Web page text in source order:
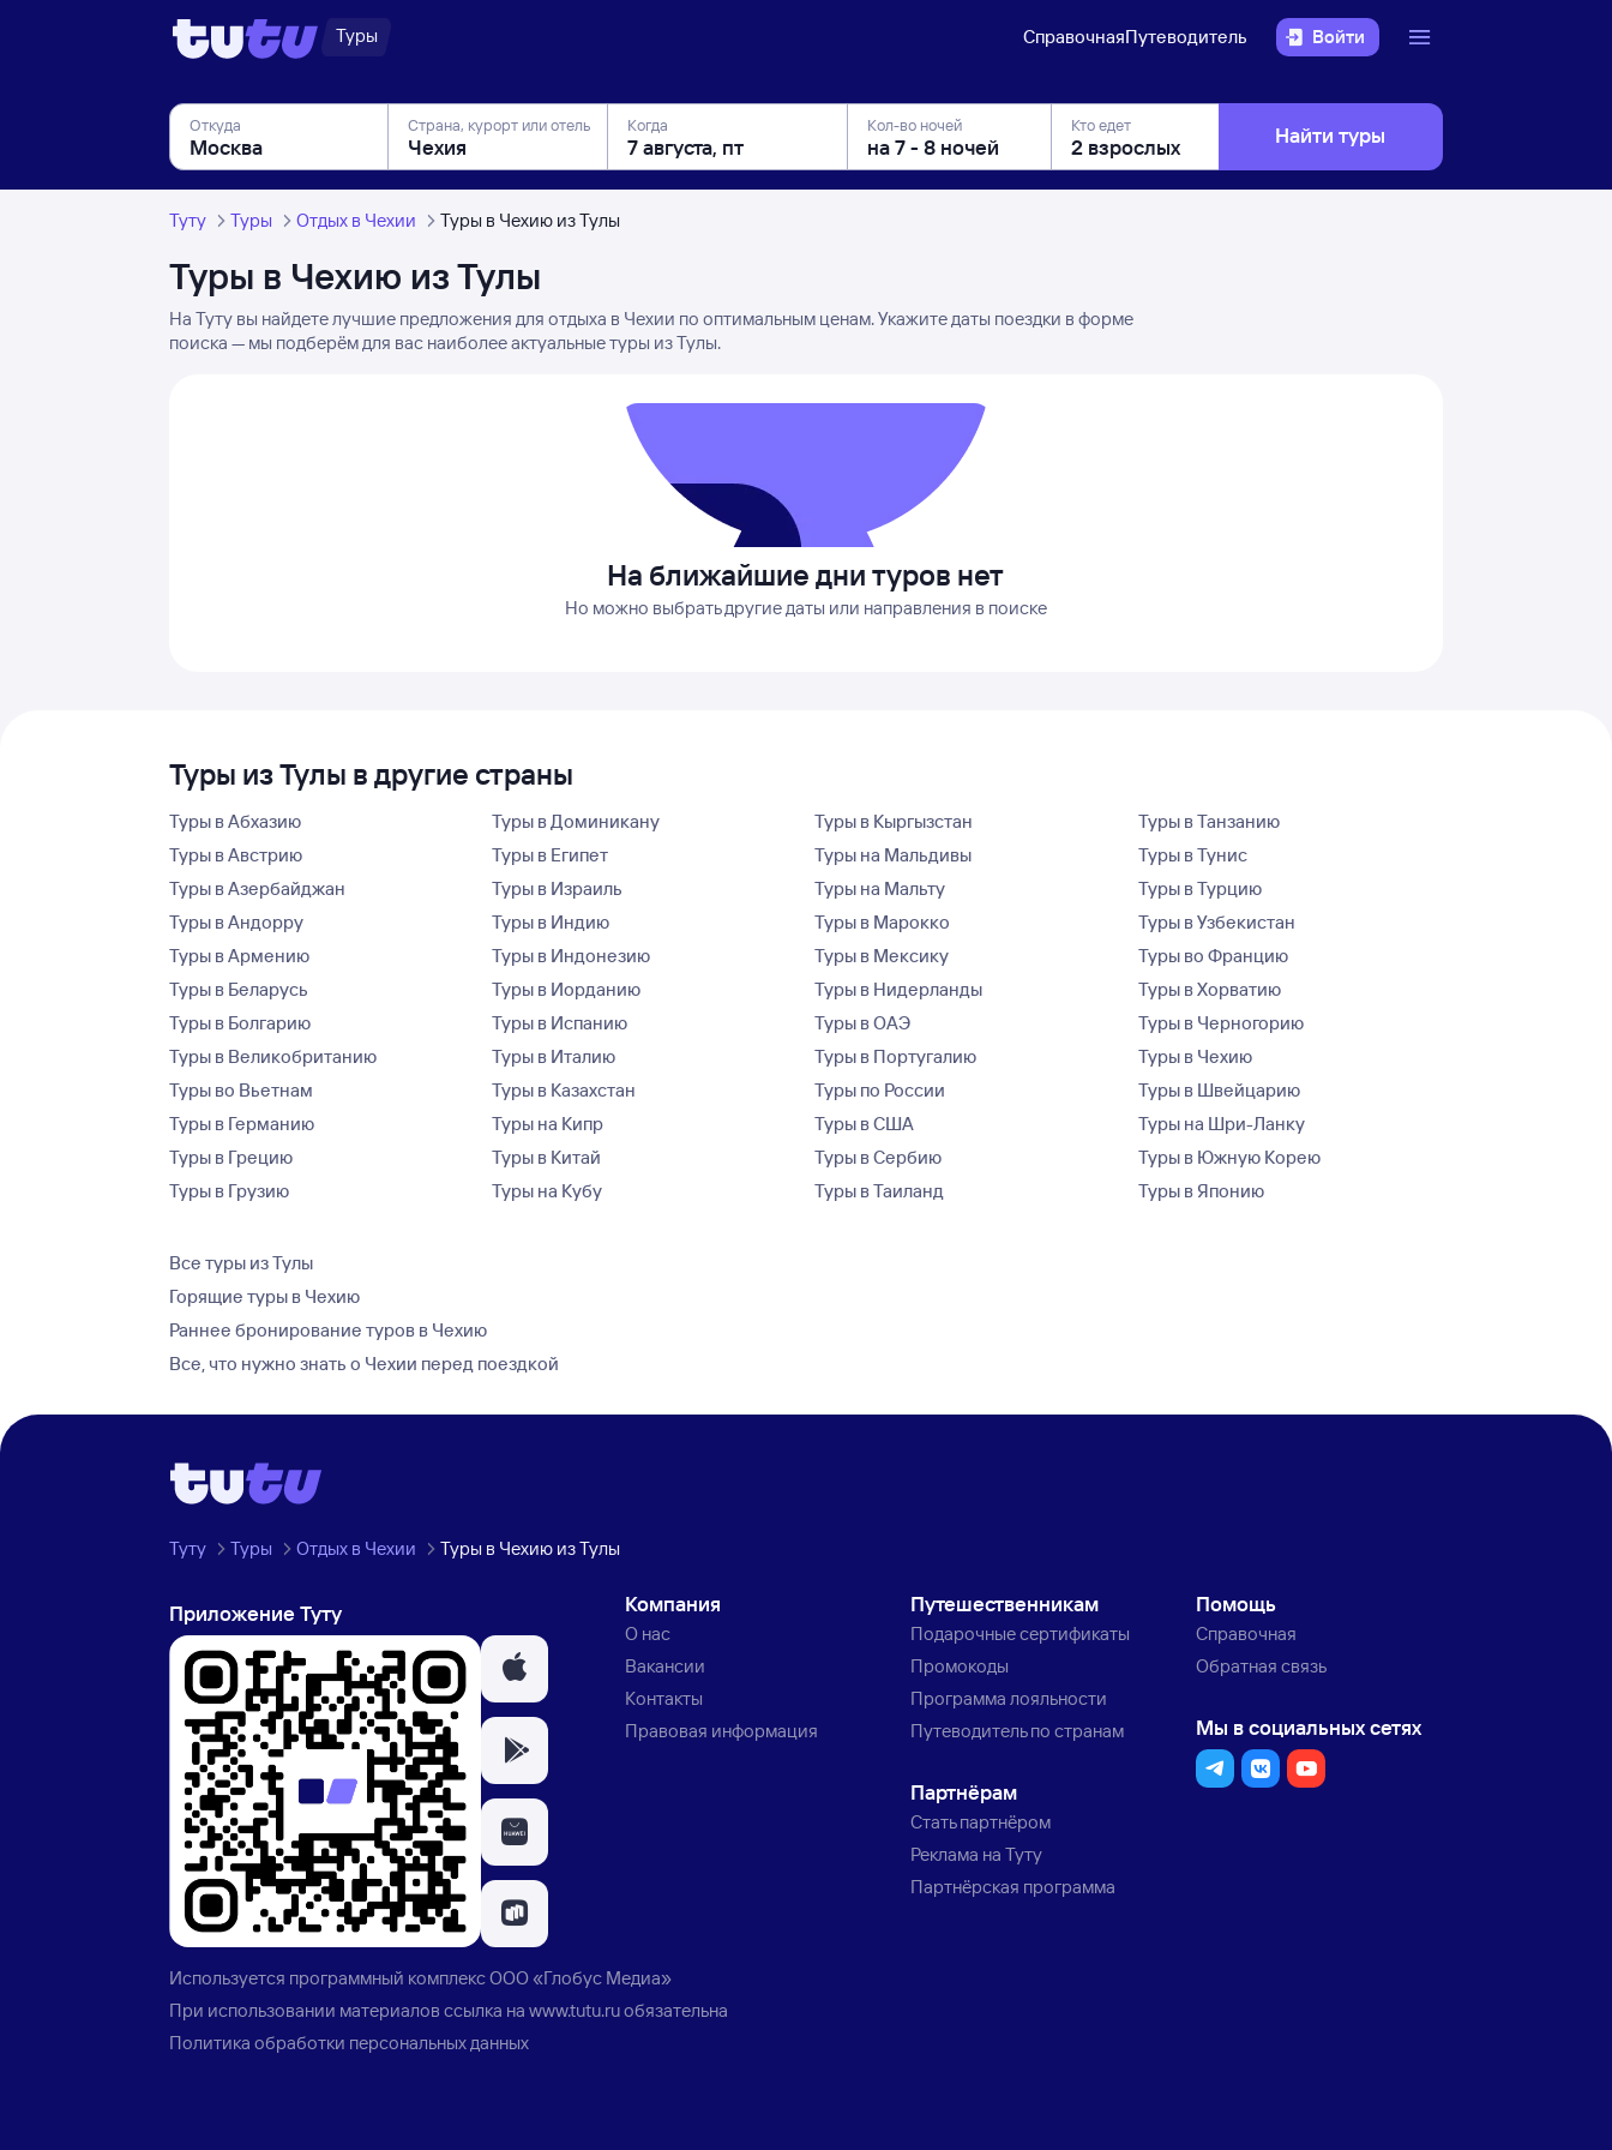
Туры СправочнаяПутеводитель Войти
Откуда Страна, курорт или отель Когда Кол-во ночей Кто едет Найти туры
Туту Туры Отдых в Чехии Туры в Чехию из Тулы
Туры в Чехию из Тулы
На Туту вы найдете лучшие предложения для отдыха в Чехии по оптимальным ценам. Укажите даты поездки в форме
поиска — мы подберём для вас наиболее актуальные туры из Тулы.
На ближайшие дни туров нет
Но можно выбрать другие даты или направления в поиске
Туры из Тулы в другие страны
Туры в Абхазию
Туры в Австрию
Туры в Азербайджан
Туры в Андорру
Туры в Армению
Туры в Беларусь
Туры в Болгарию
Туры в Великобританию
Туры во Вьетнам
Туры в Германию
Туры в Грецию
Туры в Грузию
Туры в Доминикану
Туры в Египет
Туры в Израиль
Туры в Индию
Туры в Индонезию
Туры в Иорданию
Туры в Испанию
Туры в Италию
Туры в Казахстан
Туры на Кипр
Туры в Китай
Туры на Кубу
Туры в Кыргызстан
Туры на Мальдивы
Туры на Мальту
Туры в Марокко
Туры в Мексику
Туры в Нидерланды
Туры в ОАЭ
Туры в Португалию
Туры по России
Туры в США
Туры в Сербию
Туры в Таиланд
Туры в Танзанию
Туры в Тунис
Туры в Турцию
Туры в Узбекистан
Туры во Францию
Туры в Хорватию
Туры в Черногорию
Туры в Чехию
Туры в Швейцарию
Туры на Шри-Ланку
Туры в Южную Корею
Туры в Японию
Все туры из Тулы
Горящие туры в Чехию
Раннее бронирование туров в Чехию
Все, что нужно знать о Чехии перед поездкой
Туту Туры Отдых в Чехии Туры в Чехию из Тулы
Приложение Туту Компания
О нас
Вакансии
Контакты
Правовая информация
Путешественникам
Подарочные сертификаты
Промокоды
Программа лояльности
Путеводитель по странам
Партнёрам
Стать партнёром
Реклама на Туту
Партнёрская программа
Помощь
Справочная
Обратная связь
Мы в социальных сетях
Используется программный комплексООО «Глобус Медиа»
При использовании материалов ссылка наwww.tutu.ruобязательна
Политика обработки персональных данных